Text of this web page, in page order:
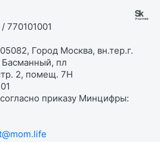
Город Москва, вн.тер.г.
пл
2, помещ. 7Н
приказу Минцифры: